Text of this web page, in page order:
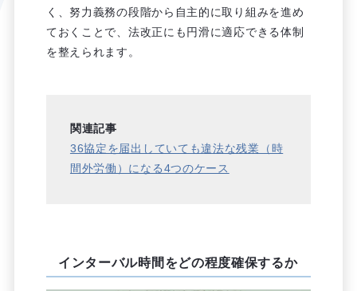
く、努力義務の段階から自主的に取り組みを進め
ておくことで、法改正にも円滑に適応できる体制
を整えられます。
関連記事
36協定を届出していても違法な残業（時
間外労働）になる4つのケース
インターバル時間をどの程度確保するか